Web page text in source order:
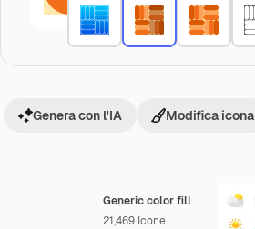
Generic color fill
21,469 Icone
Genera con l'IA Modifica icona